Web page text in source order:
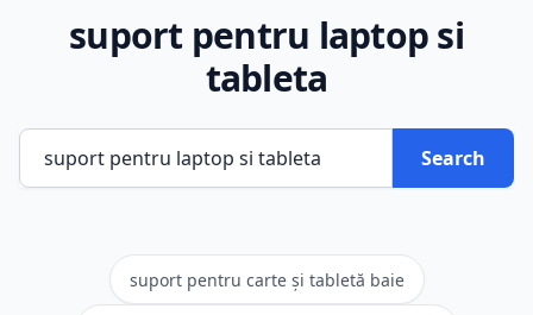
suport pentru laptop si
tableta
Search
suport pentru carte și tabletă baie